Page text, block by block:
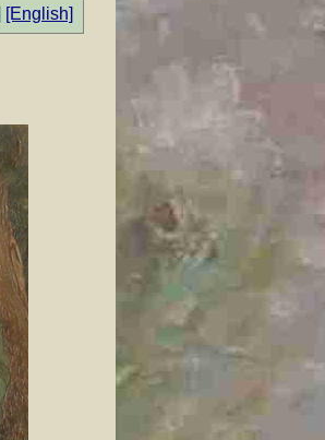
[English]